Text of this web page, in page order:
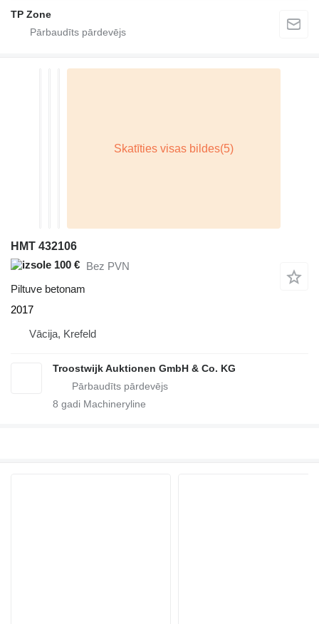
TP Zone
HMT 432106
100 € Bez PVN
Piltuve betonam
2017
Vācija, Krefeld
Troostwijk Auktionen GmbH & Co. KG
8 gadi Machineryline